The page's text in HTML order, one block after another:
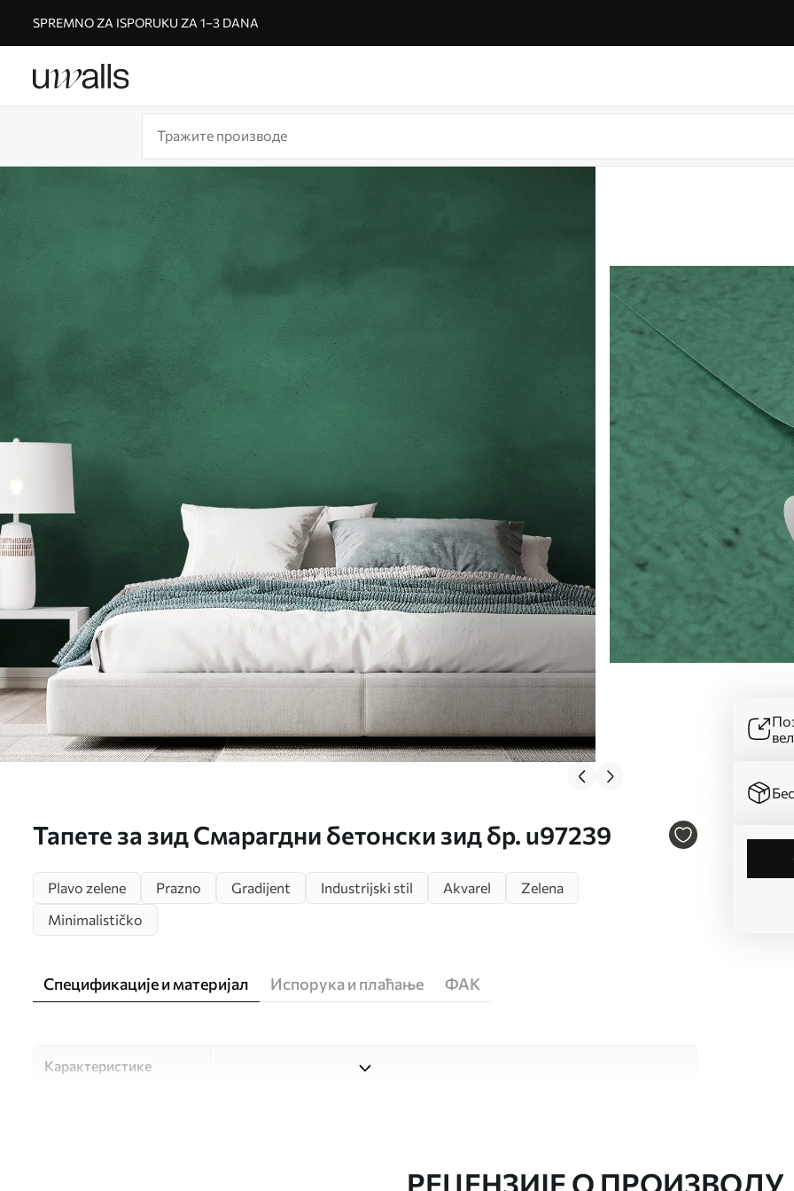
SPREMNO ZA ISPORUKU ZA 1–3 DANA
Тапете за зид Смарагдни бетонски зид бр. u97239
Plavo zelene Prazno Gradijent Industrijski stil Akvarel
Zelena
Minimalističko
Спецификације и материјал Испорука и плаћање ФАК
Карактеристике
РЕЦЕНЗИЈЕ О ПРОИЗВОДУ